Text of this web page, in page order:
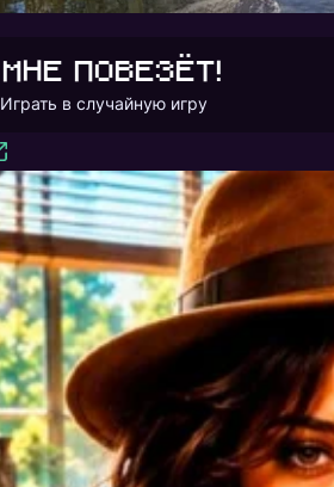
Мне повезёт!
Играть в случайную игру